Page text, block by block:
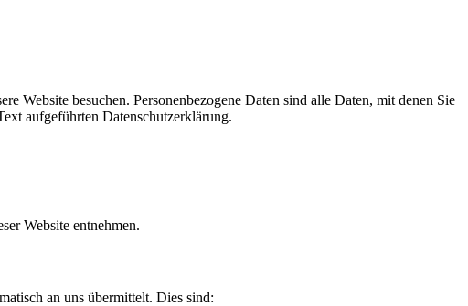
Website besuchen. Personenbezogene Daten sind alle Daten, mit denen Sie
aufgeführten Datenschutzerklärung.
Website entnehmen.
an uns übermittelt. Dies sind: